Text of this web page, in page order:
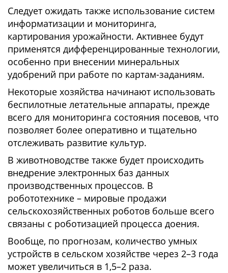
Следует ожидать также использование систем
информатизации и мониторинга,
картирования урожайности. Активнее будут
применятся дифференцированные технологии,
особенно при внесении минеральных
удобрений при работе по картам-заданиям.
Некоторые хозяйства начинают использовать
беспилотные летательные аппараты, прежде
всего для мониторинга состояния посевов, что
позволяет более оперативно и тщательно
отслеживать развитие культур.
В животноводстве также будет происходить
внедрение электронных баз данных
производственных процессов. В
робототехнике – мировые продажи
сельскохозяйственных роботов больше всего
связаны с роботизацией процесса доения.
Вообще, по прогнозам, количество умных
устройств в сельском хозяйстве через 2–3 года
может увеличиться в 1,5–2 раза.